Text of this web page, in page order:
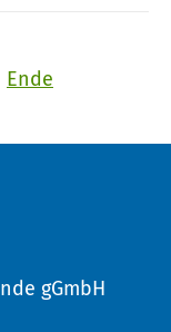
Ende
gGmbH